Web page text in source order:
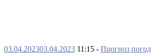
03.04.202303.04.2023 11:15 - Прогноз